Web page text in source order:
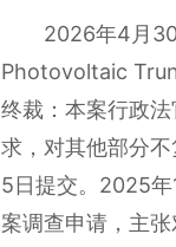
2026年4月
Photovoltaic
终裁：本案行政
求，对其他部分
5日提交。2025
案调查申请，主